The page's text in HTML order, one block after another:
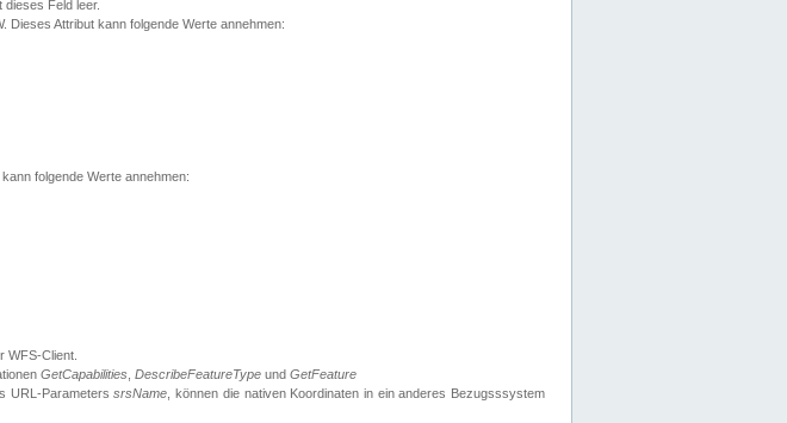
Feld leer.
Dieses Attribut kann folgende Werte annehmen:
folgende Werte annehmen:
WFS-Client.
GetCapabilities DescribeFeatureType und GetFeature
URL-ParameterssrsName , können die nativen Koordinaten in ein anderes Bezugsssystem